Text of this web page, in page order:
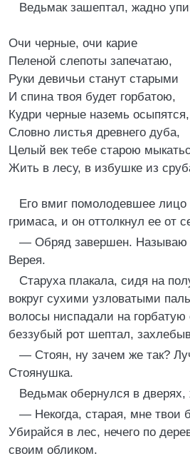
Ведьмак зашептал, жадно
Очи черные, очи карие
Пеленой слепоты запечатаю,
Руки девичьи станут старыми
И спина твоя будет горбатою,
Кудри черные наземь осыпятся,
Словно листья древнего дуба,
Целый век тебе старою
Жить в лесу, в избушке из
Его вмиг помолодевшее лицо
гримаса, и он оттолкнул ее от
— Обряд завершен. Называю
Верея.
Старуха плакала, сидя на
вокруг сухими узловатыми
волосы ниспадали на горбатую
беззубый рот шептал,
— Стоян, ну зачем же так?
Стоянушка.
Ведьмак обернулся в дверях,
— Некогда, старая, мне твои
Убирайся в лес, нечего по
своим обликом.